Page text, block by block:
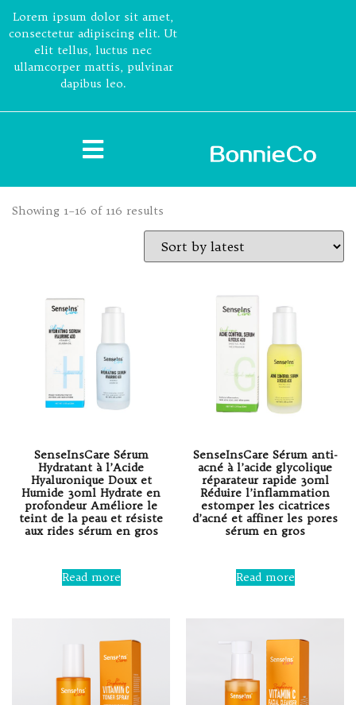
Lorem ipsum dolor sit amet,
consectetur adipiscing elit. Ut
elit tellus, luctus nec
ullamcorper mattis, pulvinar
dapibus leo.
Showing 1–16 of 116 results
SenseInsCare Sérum
Hydratant à l’Acide
Hyaluronique Doux et
Humide 30ml Hydrate en
profondeur Améliore le
teint de la peau et résiste
aux rides sérum en gros
0
out
Read more
SenseInsCare Sérum anti-
acné à l’acide glycolique
réparateur rapide 30ml
Réduire l’inflammation
estomper les cicatrices
d’acné et affiner les pores
sérum en gros
0
out
Read more